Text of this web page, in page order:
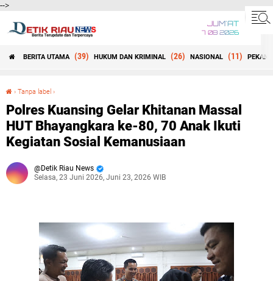
-->
JUM'AT
7 08 2026
BERITA UTAMA (39) HUKUM DAN KRIMINAL (26) NASIONAL (11)
› Tanpa label ›
Polres Kuansing Gelar Khitanan Massal
HUT Bhayangkara ke-80, 70 Anak Ikuti
Kegiatan Sosial Kemanusiaan
Detik Riau News
Selasa, 23 Juni 2026, Juni 23, 2026 WIB